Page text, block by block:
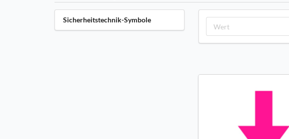
Sicherheitstechnik-Symbole